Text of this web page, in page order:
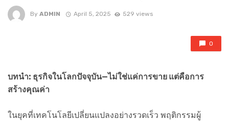
By ADMIN April 5, 2025 529 views
0
บทนำ: ธุรกิจในโลกปัจจุบัน—ไม่ใช่แค่การขาย แต่คือการ
สร้างคุณค่า
ในยุคที่เทคโนโลยีเปลี่ยนแปลงอย่างรวดเร็ว พฤติกรรมผู้